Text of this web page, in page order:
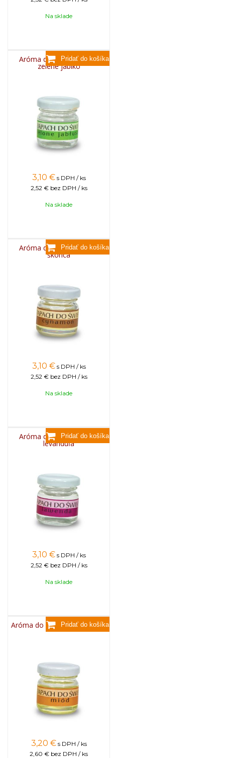
Na sklade
Aróma do sviečok, 25g -
zelené jablko
3,10 € s DPH / ks
2,52 € bez DPH / ks
Na sklade
Aróma do sviečok, 25g -
škorica
3,10 € s DPH / ks
2,52 € bez DPH / ks
Na sklade
Aróma do sviečok, 25g -
levanduľa
3,10 € s DPH / ks
2,52 € bez DPH / ks
Na sklade
Aróma do sviečok, 25g - med
3,20 € s DPH / ks
2,60 € bez DPH / ks